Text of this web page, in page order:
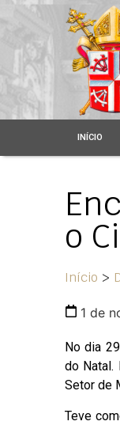
INÍCIO
o
Início >
1 de
No dia
do Natal.
Setor de
Teve